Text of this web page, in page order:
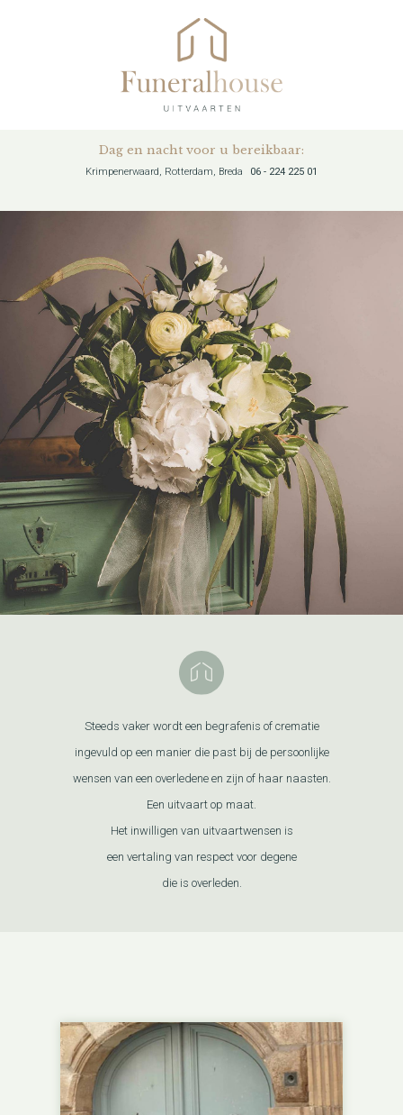
Dag en nacht voor u bereikbaar:
Krimpenerwaard, Rotterdam, Breda 06 - 224 225 01
Steeds vaker wordt een begrafenis of crematie
ingevuld op een manier die past bij de persoonlijke
wensen van een overledene en zijn of haar naasten.
Een uitvaart op maat.
Het inwilligen van uitvaartwensen is
een vertaling van respect voor degene
die is overleden.